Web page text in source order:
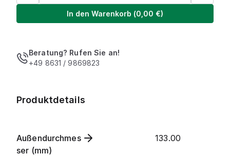
In den Warenkorb (0,00 €)
Beratung? Rufen Sie an!
+49 8631 / 9869823
Produktdetails
Außendurchmes
ser (mm)
133.00